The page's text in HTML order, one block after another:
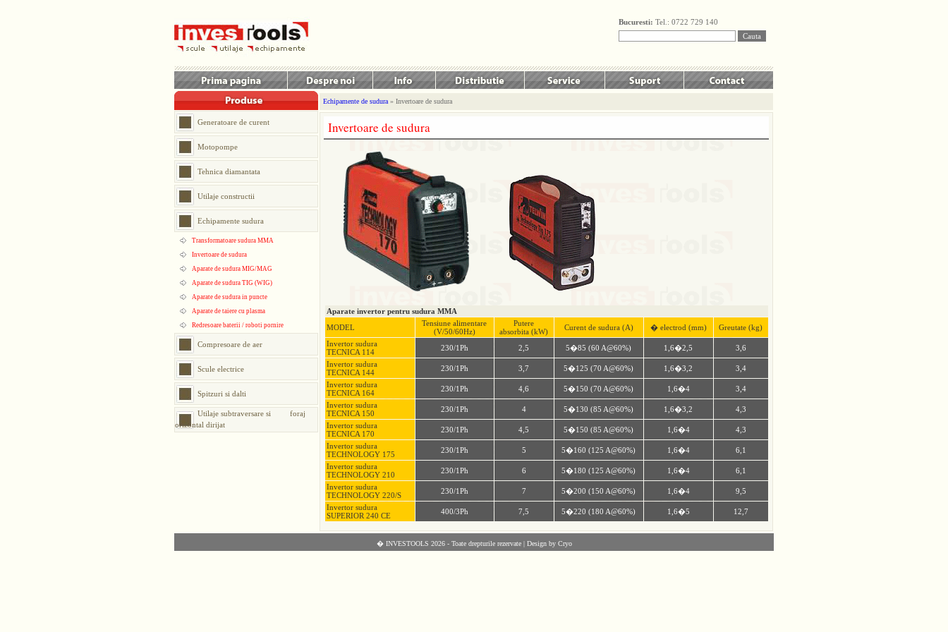
Bucuresti: Tel.: 0722 729 140
Echipamente de sudura » Invertoare de sudura
Invertoare de sudura
Aparate invertor pentru sudura MMA
MODEL
Tensiune alimentare
(V/50/60Hz)
Putere
absorbita (kW)
Curent de sudura (A) � electrod (mm)
Greutate (kg)
Invertor sudura
TECNICA 114
230/1Ph 2,5 5�85 (60 A@60%) 1,6�2,5
3,6
Invertor sudura
TECNICA 144
230/1Ph 3,7 5�125 (70 A@60%) 1,6�3,2
3,4
Invertor sudura
TECNICA 164
230/1Ph 4,6 5�150 (70 A@60%) 1,6�4
3,4
Invertor sudura
TECNICA 150
230/1Ph 4 5�130 (85 A@60%) 1,6�3,2
4,3
Invertor sudura
TECNICA 170
230/1Ph 4,5 5�150 (85 A@60%) 1,6�4
4,3
Invertor sudura
TECHNOLOGY 175
230/1Ph 5 5�160 (125 A@60%) 1,6�4
6,1
Invertor sudura
TECHNOLOGY 210
230/1Ph 6 5�180 (125 A@60%) 1,6�4
6,1
Invertor sudura
TECHNOLOGY 220/S
230/1Ph 7 5�200 (150 A@60%) 1,6�4
9,5
Invertor sudura
SUPERIOR 240 CE
400/3Ph 7,5 5�220 (180 A@60%) 1,6�5 12,7
Generatoare de curent
Motopompe
Tehnica diamantata
Utilaje constructii
Echipamente sudura
Transformatoare sudura MMA
Invertoare de sudura
Aparate de sudura MIG/MAG
Aparate de sudura TIG (WIG)
Aparate de sudura in puncte
Aparate de taiere cu plasma
Redresoare baterii / roboti pornire
Compresoare de aer
Scule electrice
Spitzuri si dalti
Utilaje subtraversare si foraj
orizontal dirijat
� INVESTOOLS 2026 - Toate drepturile rezervate | Design by Cryo